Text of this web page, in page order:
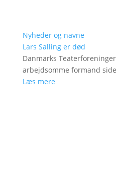
Nyheder og navne
Lars Salling er død
Danmarks
arbejdsomme formand
Læs mere